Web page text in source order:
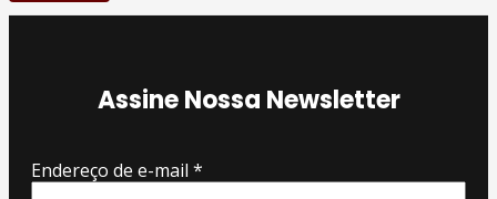
Assine Nossa Newsletter
Endereço de e-mail *